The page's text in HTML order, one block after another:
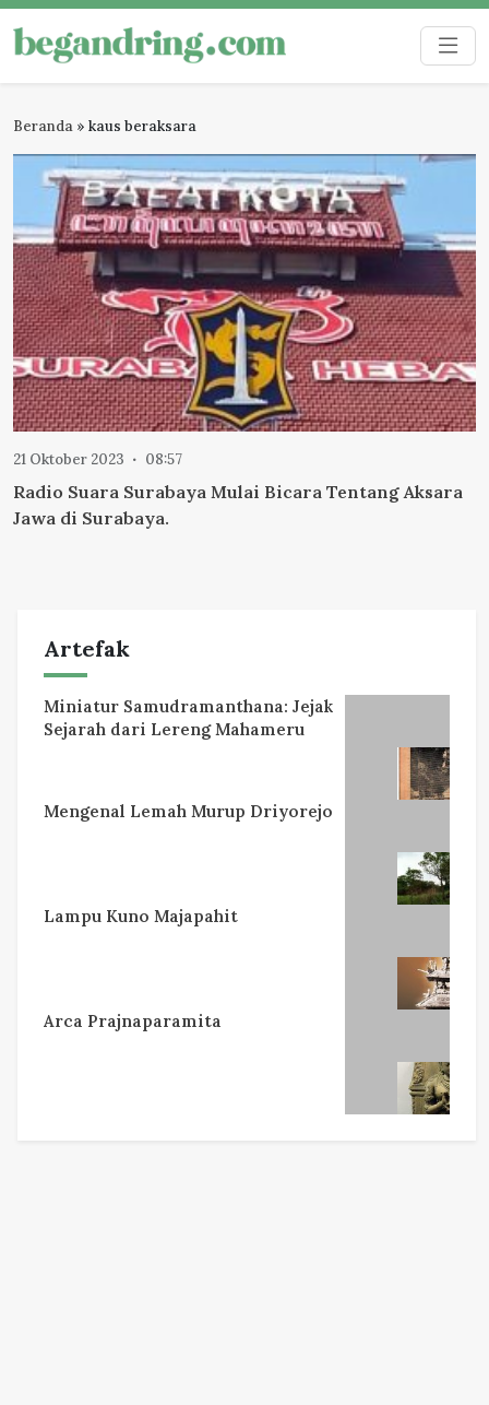
Skip
to
content
Begandring
Menjaga ingatan untuk masa depan
Beranda » kaus beraksara
21 Oktober 2023 08:57
Radio Suara Surabaya Mulai Bicara Tentang Aksara
Jawa di Surabaya.
Artefak
Miniatur Samudramanthana: Jejak
Sejarah dari Lereng Mahameru
Mengenal Lemah Murup Driyorejo
Lampu Kuno Majapahit
Arca Prajnaparamita